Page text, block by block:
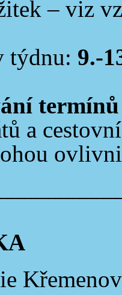
– viz
týdnu: 9.-
termínů
a